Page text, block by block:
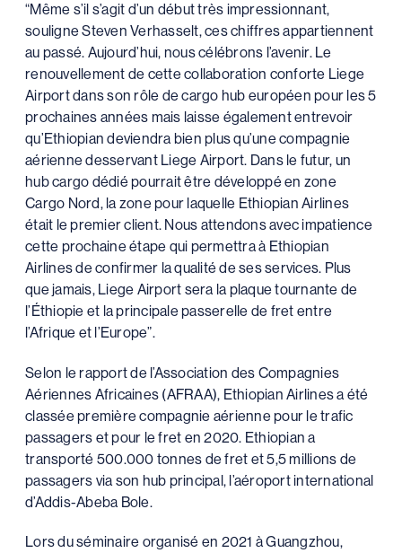
“Même s’il s’agit d’un début très impressionnant,
souligne Steven Verhasselt, ces chiffres appartiennent
au passé. Aujourd’hui, nous célébrons l’avenir. Le
renouvellement de cette collaboration conforte Liege
Airport dans son rôle de cargo hub européen pour les 5
prochaines années mais laisse également entrevoir
qu’Ethiopian deviendra bien plus qu’une compagnie
aérienne desservant Liege Airport. Dans le futur, un
hub cargo dédié pourrait être développé en zone
Cargo Nord, la zone pour laquelle Ethiopian Airlines
était le premier client. Nous attendons avec impatience
cette prochaine étape qui permettra à Ethiopian
Airlines de confirmer la qualité de ses services. Plus
que jamais, Liege Airport sera la plaque tournante de
l’Éthiopie et la principale passerelle de fret entre
l’Afrique et l’Europe”.
Selon le rapport de l’Association des Compagnies
Aériennes Africaines (AFRAA), Ethiopian Airlines a été
classée première compagnie aérienne pour le trafic
passagers et pour le fret en 2020. Ethiopian a
transporté 500.000 tonnes de fret et 5,5 millions de
passagers via son hub principal, l’aéroport international
d’Addis-Abeba Bole.
Lors du séminaire organisé en 2021 à Guangzhou,